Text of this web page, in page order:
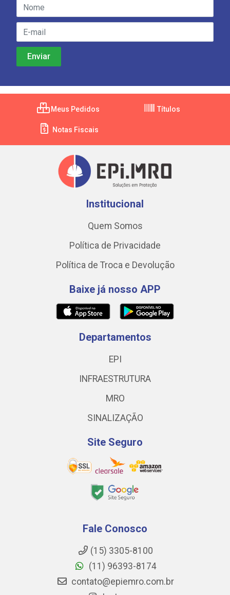
Meus Pedidos Títulos
Notas Fiscais
Institucional
Quem Somos
Política de Privacidade
Política de Troca e Devolução
Baixe já nosso APP
Departamentos
EPI
INFRAESTRUTURA
MRO
SINALIZAÇÃO
Site Seguro
Fale Conosco
(15) 3305-8100
(11) 96393-8174
contato@epiemro.com.br